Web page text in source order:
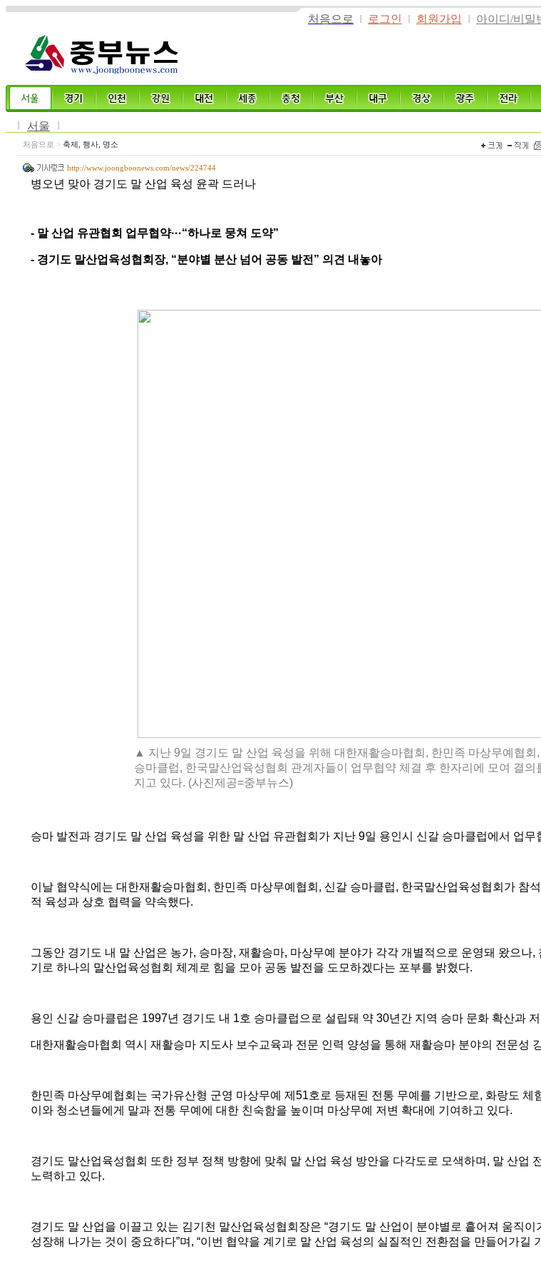
처음으로 l 로그인 l 회원가입 l 아이디/비밀
l 서울 l
처음으로 > 축제, 행사, 명소
http://www.joongboonews.com/news/224744
병오년 맞아 경기도 말 산업 육성 윤곽 드러나
- 말 산업 유관협회 업무협약···“하나로 뭉쳐 도약”
- 경기도 말산업육성협회장, “분야별 분산 넘어 공동 발전 ” 의견 내놓아
▲ 지난 9일 경기도 말 산업 육성을 위해 대한재활승마협회, 한민족 마상무예협회
승마클럽, 한국말산업육성협회 관계자들이 업무협약 체결 후 한자리에 모여 결의
지고 있다. (사진제공=중부뉴스)
승마 발전과 경기도 말 산업 육성을 위한 말 산업 유관협회가 지난 9일 용인시 신갈 승마클럽에서 업무
이날 협약식에는 대한재활승마협회 , 한민족 마상무예협회 , 신갈 승마클럽, 한국말산업육성협회가 참
적 육성과 상호 협력을 약속했다.
그동안 경기도 내 말 산업은 농가, 승마장, 재활승마, 마상무예 분야가 각각 개별적으로 운영돼 왔으나,
기로 하나의 말산업육성협회 체계로 힘을 모아 공동 발전을 도모하겠다는 포부를 밝혔다.
용인 신갈 승마클럽은 1997년 경기도 내 1호 승마클럽으로 설립돼 약 30년간 지역 승마 문화 확산과
대한재활승마협회 역시 재활승마 지도사 보수교육과 전문 인력 양성을 통해 재활승마 분야의 전문성
한민족 마상무예협회는 국가유산형 군영 마상무예 제 51호로 등재된 전통 무예를 기반으로, 화랑도 체
이와 청소년들에게 말과 전통 무예에 대한 친숙함을 높이며 마상무예 저변 확대에 기여하고 있다.
경기도 말산업육성협회 또한 정부 정책 방향에 맞춰 말 산업 육성 방안을 다각도로 모색하며 , 말 산업
노력하고 있다.
경기도 말 산업을 이끌고 있는 김기천 말산업육성협회장은 “경기도 말 산업이 분야별로 흩어져 움직이
성장해 나가는 것이 중요하다”며 , “이번 협약을 계기로 말 산업 육성의 실질적인 전환점을 만들어가길